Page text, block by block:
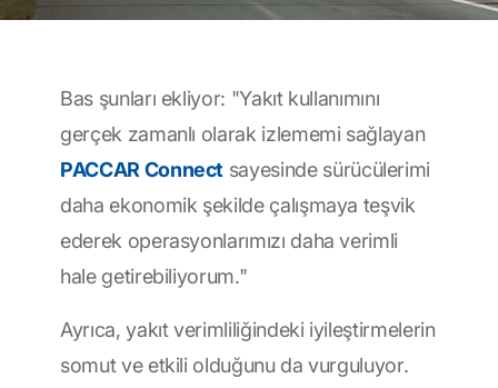
Bas şunları ekliyor: "Yakıt kullanımını
gerçek zamanlı olarak izlememi sağlayan
PACCAR Connect sayesinde sürücülerimi
daha ekonomik şekilde çalışmaya teşvik
ederek operasyonlarımızı daha verimli
hale getirebiliyorum."
Ayrıca, yakıt verimliliğindeki iyileştirmelerin
somut ve etkili olduğunu da vurguluyor.